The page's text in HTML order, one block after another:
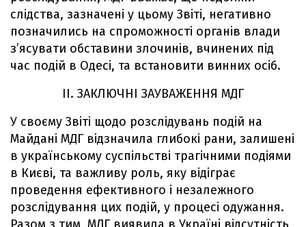
слідства, зазначені у цьому Звіті, негативно
позначились на спроможності органів влади
з’ясувати обставини злочинів, вчинених під
час подій в Одесі, та встановити винних осіб.
II. ЗАКЛЮЧНІ ЗАУВАЖЕННЯ МДГ
У своєму Звіті щодо розслідувань подій на
Майдані МДГ відзначила глибокі рани, залишені
в українському суспільстві трагічними подіями
в Києві, та важливу роль, яку відіграє
проведення ефективного і незалежного
розслідування цих подій, у процесі одужання.